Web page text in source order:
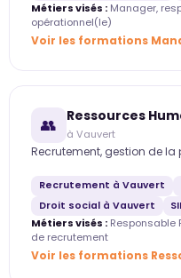
Métiers visés : Manager,
opérationnel(le)
Voir les formations
👥 Ressources
à Vauvert
Recrutement, gestion de la
Recrutement à Vauvert
Droit social à Vauvert
Métiers visés : Responsable
de recrutement
Voir les formations